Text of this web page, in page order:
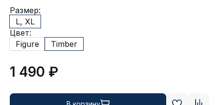
Размер:
L, XL
Цвет:
Figure
Timber
1 490 ₽